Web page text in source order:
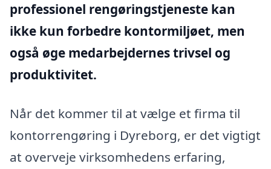
professionel rengøringstjeneste kan
ikke kun forbedre kontormiljøet, men
også øge medarbejdernes trivsel og
produktivitet.
Når det kommer til at vælge et firma til
kontorrengøring i Dyreborg, er det vigtigt
at overveje virksomhedens erfaring,